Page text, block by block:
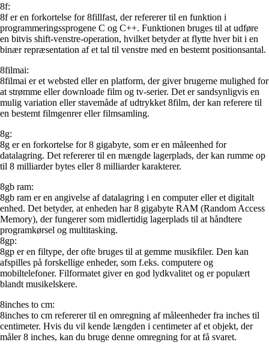
8f:
8f er en forkortelse for 8fillfast, der refererer til en funktion i
programmeringssprogene C og C++. Funktionen bruges til at udføre
en bitvis shift-venstre-operation, hvilket betyder at flytte hver bit i en
binær repræsentation af et tal til venstre med en bestemt positionsantal.
8filmai:
8filmai er et websted eller en platform, der giver brugerne mulighed for
at strømme eller downloade film og tv-serier. Det er sandsynligvis en
mulig variation eller stavemåde af udtrykket 8film, der kan referere til
en bestemt filmgenrer eller filmsamling.
8g:
8g er en forkortelse for 8 gigabyte, som er en måleenhed for
datalagring. Det refererer til en mængde lagerplads, der kan rumme op
til 8 milliarder bytes eller 8 milliarder karakterer.
8gb ram:
8gb ram er en angivelse af datalagring i en computer eller et digitalt
enhed. Det betyder, at enheden har 8 gigabyte RAM (Random Access
Memory), der fungerer som midlertidig lagerplads til at håndtere
programkørsel og multitasking.
8gp:
8gp er en filtype, der ofte bruges til at gemme musikfiler. Den kan
afspilles på forskellige enheder, som f.eks. computere og
mobiltelefoner. Filformatet giver en god lydkvalitet og er populært
blandt musikelskere.
8inches to cm:
8inches to cm refererer til en omregning af måleenheder fra inches til
centimeter. Hvis du vil kende længden i centimeter af et objekt, der
måler 8 inches, kan du bruge denne omregning for at få svaret.